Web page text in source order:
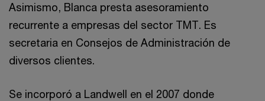
Asimismo, Blanca presta asesoramiento
recurrente a empresas del sector TMT. Es
secretaria en Consejos de Administración de
diversos clientes.
Se incorporó a Landwell en el 2007 donde